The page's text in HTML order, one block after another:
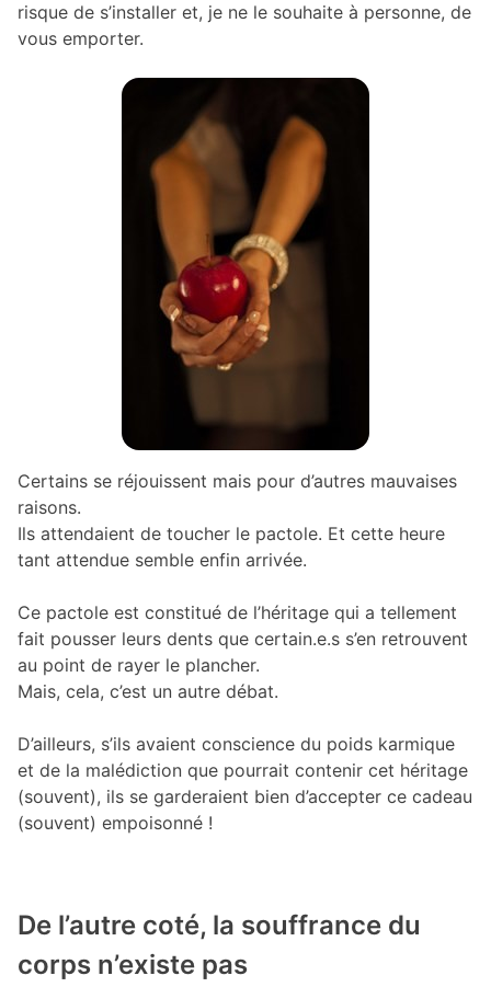
risque de s’installer et, je ne le souhaite à personne, de
vous emporter.
Certains se réjouissent mais pour d’autres mauvaises
raisons.
Ils attendaient de toucher le pactole. Et cette heure
tant attendue semble enfin arrivée.
Ce pactole est constitué de l’héritage qui a tellement
fait pousser leurs dents que certain.e.s s’en retrouvent
au point de rayer le plancher.
Mais, cela, c’est un autre débat.
D’ailleurs, s’ils avaient conscience du poids karmique
et de la malédiction que pourrait contenir cet héritage
(souvent), ils se garderaient bien d’accepter ce cadeau
(souvent) empoisonné !
De l’autre coté, la souffrance du
corps n’existe pas